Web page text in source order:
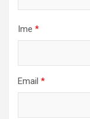
Ime *
Email *